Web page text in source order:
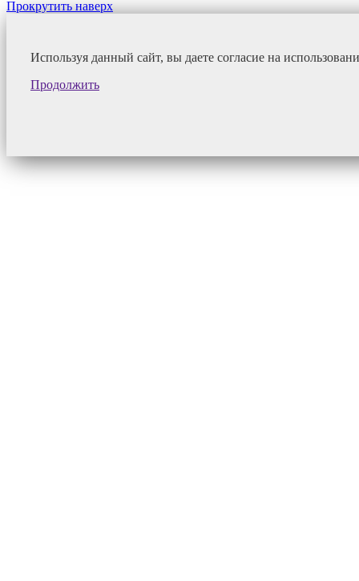
Прокрутить наверх
Используя данный сайт, вы даете согласие на
Продолжить